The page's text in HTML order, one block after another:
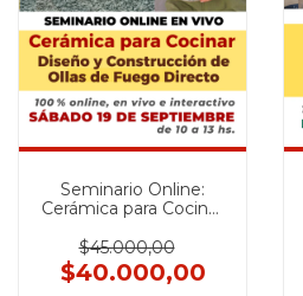
Seminario Online:
Cerámica para Cocinar
Construcción de Ollas
de Fuego Directo -
SEPTIEMBRE 2026
$45.000,00
$40.000,00